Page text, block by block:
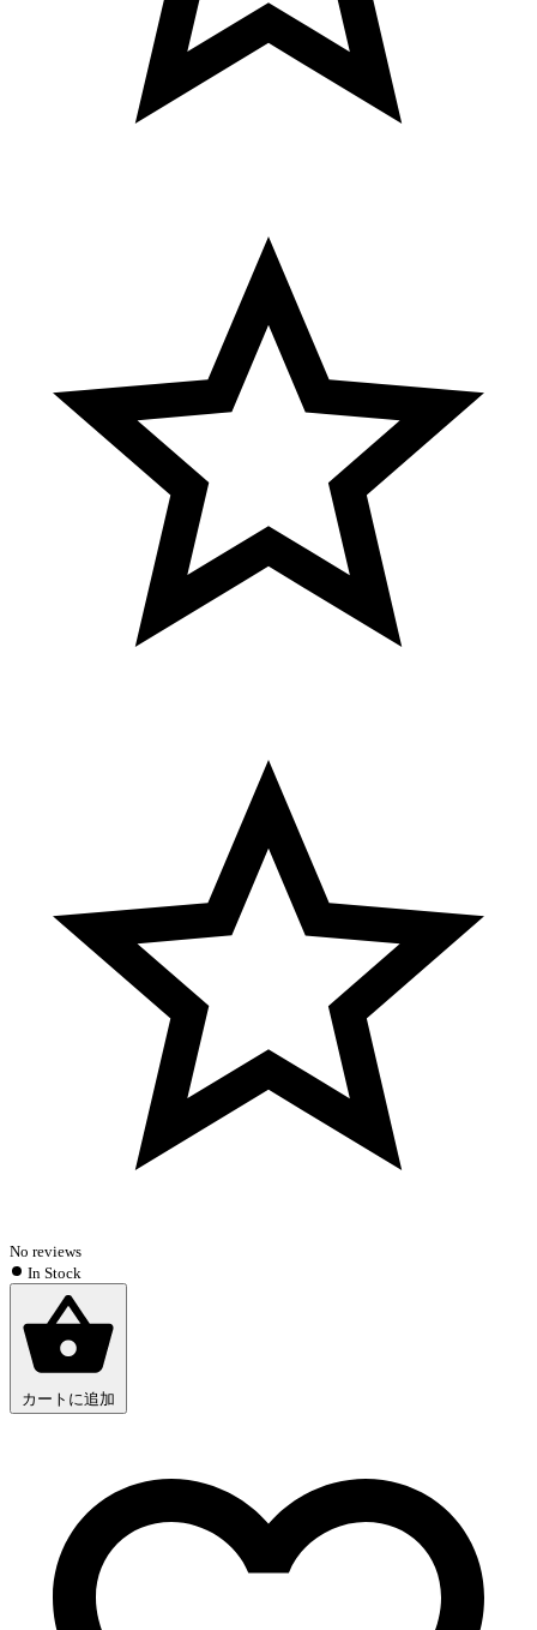
No reviews
In Stock
カートに追加